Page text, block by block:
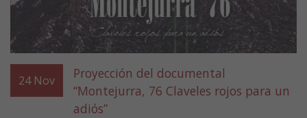
24 Nov
Proyección del documental
“Montejurra, 76 Claveles rojos para un
adiós”